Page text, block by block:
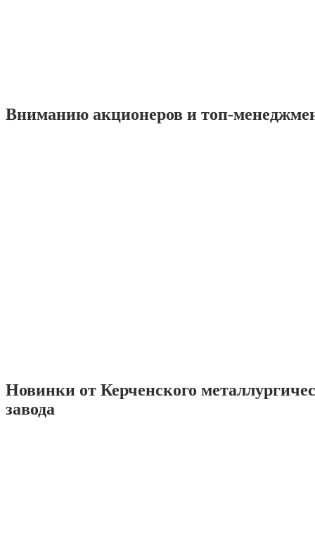
Вниманию акционеров и топ-
Новинки от Керченского
завода